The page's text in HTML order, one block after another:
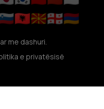
🇦🇱🇲🇰🇬🇪🇦🇲
me dashuri.
e privatësisë